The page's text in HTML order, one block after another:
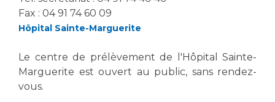
Cancer
Médecine nucléaire
Cancérologie
Les pôles d'activité médicale
Adresser un examen au Laboratoire d'Infectiologie
Centres de référence Maladies Rares
Plateforme d'Expertise Maladies Rares
Fax : 04 91 74 60 09
Hôpital Sainte-Marguerite
Le centre de prélèvement de l'Hôpital Sainte-
Marguerite est ouvert au public, sans rendez-
vous.